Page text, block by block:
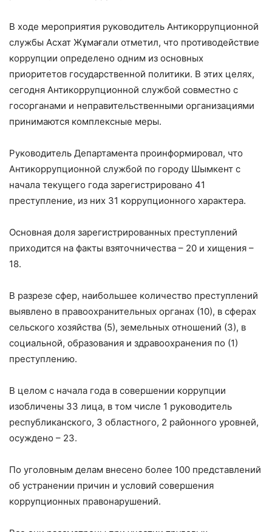
В ходе мероприятия руководитель Антикоррупционной
службы Асхат Жұмағали отметил, что противодействие
коррупции определено одним из основных
приоритетов государственной политики. В этих целях,
сегодня Антикоррупционной службой совместно с
госорганами и неправительственными организациями
принимаются комплексные меры.
Руководитель Департамента проинформировал, что
Антикоррупционной службой по городу Шымкент с
начала текущего года зарегистрировано 41
преступление, из них 31 коррупционного характера.
Основная доля зарегистрированных преступлений
приходится на факты взяточничества – 20 и хищения –
18.
В разрезе сфер, наибольшее количество преступлений
выявлено в правоохранительных органах (10), в сферах
сельского хозяйства (5), земельных отношений (3), в
социальной, образования и здравоохранения по (1)
преступлению.
В целом с начала года в совершении коррупции
изобличены 33 лица, в том числе 1 руководитель
республиканского, 3 областного, 2 районного уровней,
осуждено – 23.
По уголовным делам внесено более 100 представлений
об устранении причин и условий совершения
коррупционных правонарушений.